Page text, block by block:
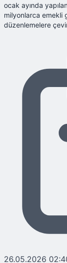
ocak ayında
milyonlarca emekli
düzenlemelere
26.05.2026